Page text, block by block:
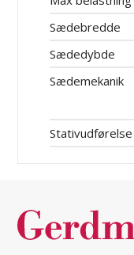
Sædebredde
Sædedybde
Sædemekanik
Stativudførelse